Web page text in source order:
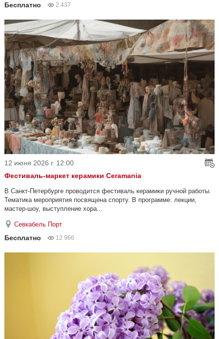
Бесплатно 2 437
12 июня 2026 г. 12:00
Фестиваль-маркет керамики Ceramania
В Санкт-Петербурге проводится фестиваль керамики ручной работы.
Тематика мероприятия посвящена спорту. В программе: лекции,
мастер-шоу, выступление хора...
Севкабель Порт
Бесплатно 12 966